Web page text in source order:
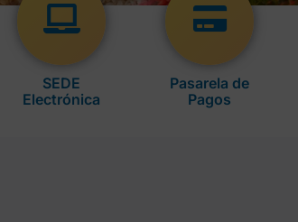
SEDE
Electrónica
Pasarela de
Pagos